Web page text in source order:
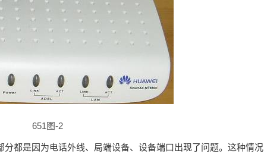
651图-2
都是因为电话外线、局端设备、设备端口出现了问题。这种情况